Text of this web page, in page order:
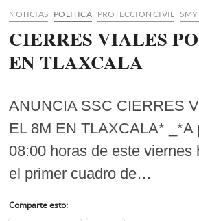
NOTICIAS POLITICA PROTECCION CIVIL
CIERRES VIALES
EN TLAXCALA
ANUNCIA SSC CIERRES
EL 8M EN TLAXCALA* _*A
08:00 horas de este viernes
el primer cuadro de…
Comparte esto: